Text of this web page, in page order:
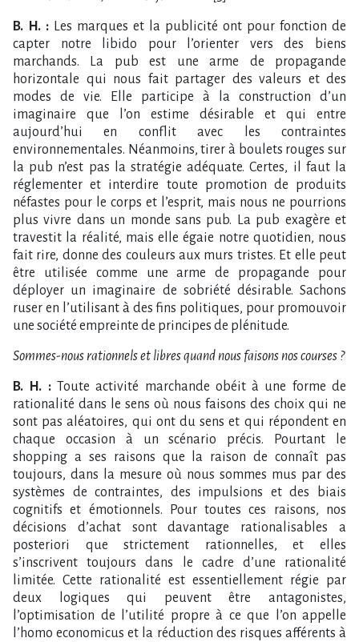
B. H. :
Les marques et la publicité ont pour fonction de
capter notre libido pour l’orienter vers des biens
marchands. La pub est une arme de propagande
horizontale qui nous fait partager des valeurs et des
modes de vie. Elle participe à la construction d’un
imaginaire que l’on estime désirable et qui entre
aujourd’hui en conflit avec les contraintes
environnementales. Néanmoins, tirer à boulets rouges sur
la pub n’est pas la stratégie adéquate. Certes, il faut la
réglementer et interdire toute promotion de produits
néfastes pour le corps et l’esprit, mais nous ne pourrions
plus vivre dans un monde sans pub. La pub exagère et
travestit la réalité, mais elle égaie notre quotidien, nous
fait rire, donne des couleurs aux murs tristes. Et elle peut
être utilisée comme une arme de propagande pour
déployer un imaginaire de sobriété désirable. Sachons
ruser en l’utilisant à des fins politiques, pour promouvoir
une société empreinte de principes de plénitude.
Sommes-nous rationnels et libres quand nous faisons nos courses ?
B. H. : Toute activité marchande obéit à une forme de
rationalité dans le sens où nous faisons des choix qui ne
sont pas aléatoires, qui ont du sens et qui répondent en
chaque occasion à un scénario précis. Pourtant le
shopping a ses raisons que la raison de connaît pas
toujours, dans la mesure où nous sommes mus par des
systèmes de contraintes, des impulsions et des biais
cognitifs et émotionnels. Pour toutes ces raisons, nos
décisions d’achat sont davantage rationalisables a
posteriori que strictement rationnelles, et elles
s’inscrivent toujours dans le cadre d’une rationalité
limitée. Cette rationalité est essentiellement régie par
deux logiques qui peuvent être antagonistes,
l’optimisation de l’utilité propre à ce que l’on appelle
l’homo economicus et la réduction des risques afférents à